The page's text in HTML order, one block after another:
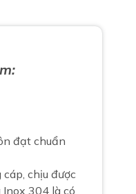
đạt chuẩn
chịu được
304 là có